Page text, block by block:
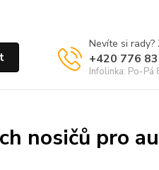
Nevíte si rady?
+420 776
Infolinka: Po-Pá
nosičů pro